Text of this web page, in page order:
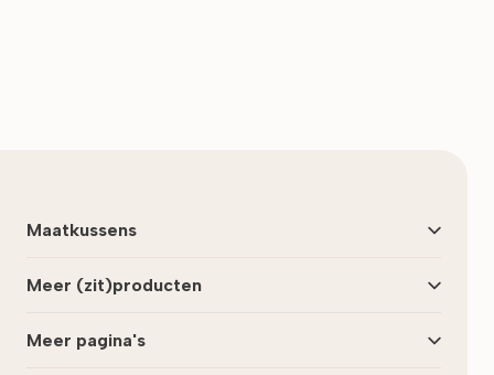
Maatkussens
Meer (zit)producten
Meer pagina's